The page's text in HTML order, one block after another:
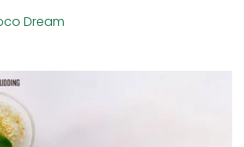
Dream